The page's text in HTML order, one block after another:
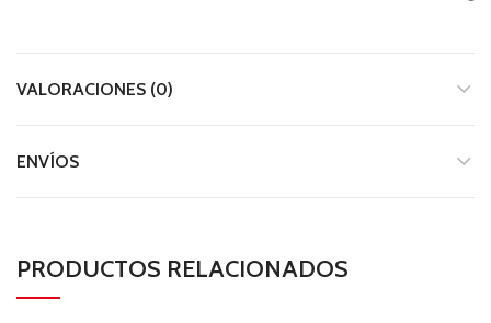
VALORACIONES (0)
ENVÍOS
PRODUCTOS RELACIONADOS